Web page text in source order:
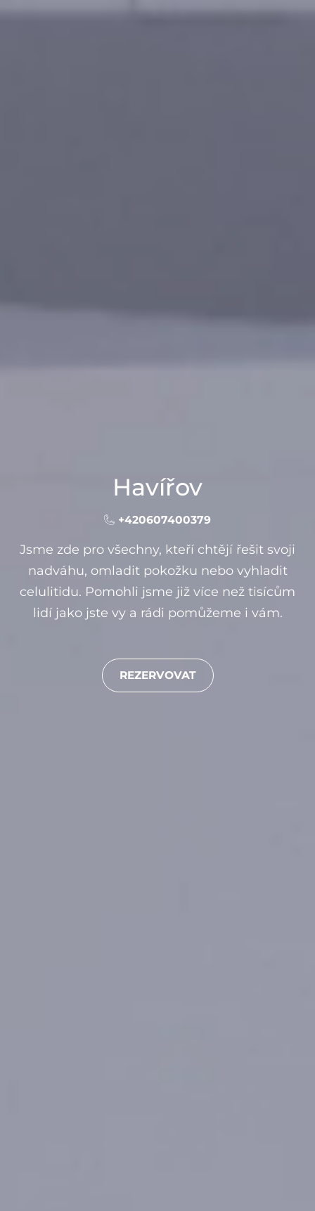
Havířov
+420607400379
Jsme zde pro všechny, kteří chtějí řešit svoji
nadváhu, omladit pokožku nebo vyhladit
celulitidu. Pomohli jsme již více než tisícům
lidí jako jste vy a rádi pomůžeme i vám.
REZERVOVAT